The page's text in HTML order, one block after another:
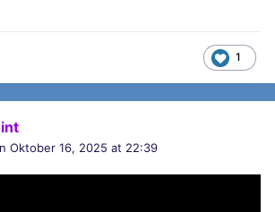
1
Oktober 16, 2025 at 22:39